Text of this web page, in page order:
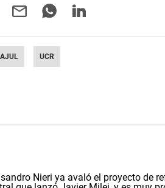
UCR